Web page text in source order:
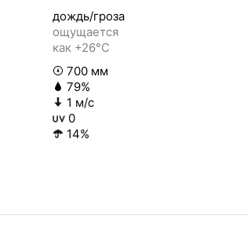
дождь/гроза
ощущается
как +26°C
700 мм
79%
1 м/с
0
14%